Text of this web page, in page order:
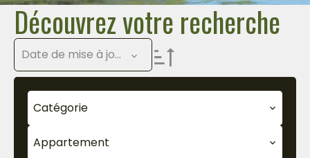
Découvrez votre recherche
Date de mise à jour
Catégorie
Appartement